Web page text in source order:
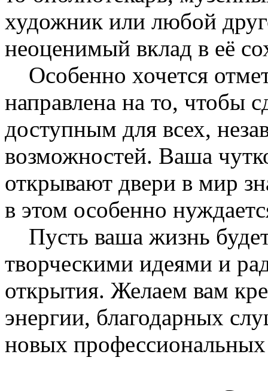
художник или любой
неоценимый вклад в её
Особенно хочется
направлена на то, чтобы
доступным для всех,
возможностей. Ваша
открывают двери в мир
в этом особенно
Пусть ваша жизнь
творческими идеями и
открытия. Желаем вам
энергии, благодарных
новых профессиональных